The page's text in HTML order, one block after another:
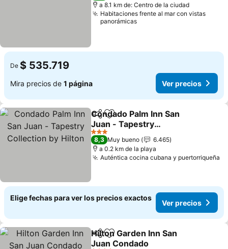
a 8.1 km de: Centro de la ciudad
Habitaciones frente al mar con vistas
panorámicas
De $ 535.719
Mira precios de 1 página Ver precios
CompartirAgregar a favoritos
Condado Palm Inn San
Juan - Tapestry
Collection by Hilton
3 Estrellas
8,3 Muy bueno
6.465
a 0.2 km de la playa
Auténtica cocina cubana y puertorriqueña
Elige fechas para ver los precios exactos
Ver precios
CompartirAgregar a favoritos
Hilton Garden Inn San
Juan Condado